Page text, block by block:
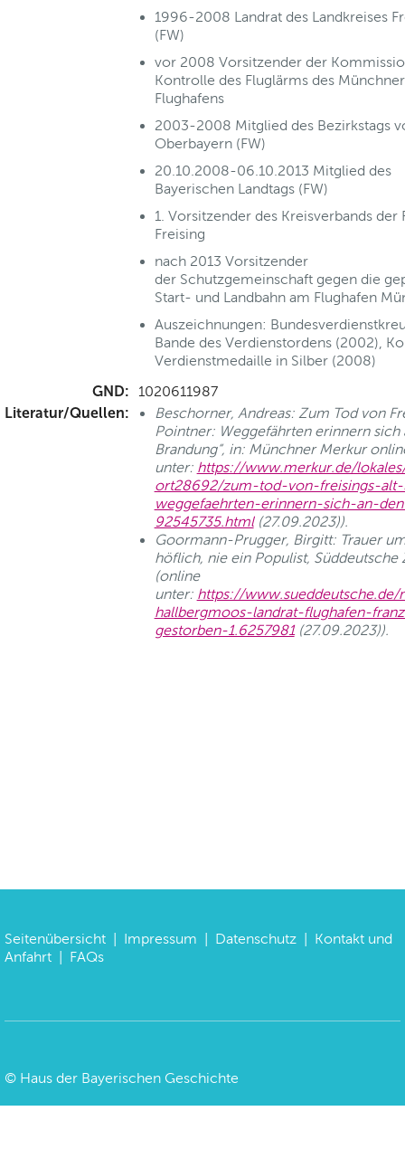
1996-2008 Landrat des Landkreises
(FW)
vor 2008 Vorsitzender der
Kontrolle des Fluglärms des Münchner
Flughafens
2003-2008 Mitglied des Bezirkstags
Oberbayern (FW)
20.10.2008-06.10.2013 Mitglied des
Bayerischen Landtags (FW)
1. Vorsitzender des Kreisverbands der
Freising
nach 2013 Vorsitzender
der Schutzgemeinschaft gegen die
Start- und Landbahn am Flughafen
Auszeichnungen:
Bande des Verdienstordens (2002),
Verdienstmedaille in Silber (2008)
GND: 1020611987
Literatur/Quellen:
Beschorner, Andreas: Zum Tod von
Pointner: Weggefährten erinnern sich
Brandung“, in: Münchner Merkur
unter: https://www.merkur.de/
ort28692/zum-tod-von-freisings-
weggefaehrten-erinnern-sich-an-
92545735.html(27.09.2023)).
Goormann-Prugger, Birgitt: Trauer
höflich, nie ein Populist, Süddeutsche
(online
unter: https://
hallbergmoos-landrat-flughafen-
gestorben-1.6257981(27.09.2023)).
Seitenübersicht Impressum Datenschutz
Kontakt und
Anfahrt
FAQs
© Haus der Bayerischen Geschichte